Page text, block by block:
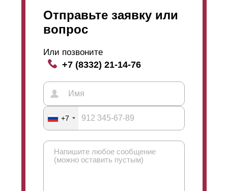
Отправьте заявку или
вопрос
Или позвоните
+7 (8332) 21-14-76
+7